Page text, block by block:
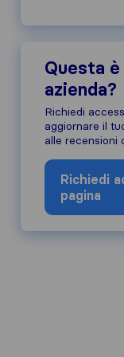
di
alle
Questa
azienda?
Richiedi
aggiornare il
alle recensioni
Richiedi
pagina